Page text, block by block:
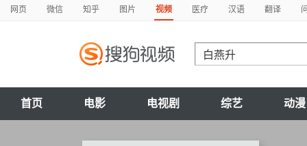
网页 微信 知乎 图片 视频 医疗 汉语 翻译
首页 电影 电视剧 综艺 动漫